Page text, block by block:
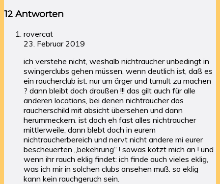
12 Antworten
rovercat
23. Februar 2019
ich verstehe nicht, weshalb nichtraucher unbedingt in
swingerclubs gehen müssen, wenn deutlich ist, daß es
ein raucherclub ist. nur um ärger und tumult zu machen
? dann bleibt doch draußen !!! das gilt auch für alle
anderen locations, bei denen nichtraucher das
raucherschild mit absicht übersehen und dann
herummeckern. ist doch eh fast alles nichtraucher
mittlerweile, dann blebt doch in eurem
nichtraucherbereich und nervt nicht andere mi eurer
bescheuerten „bekehrung“ ! sowas kotzt mich an ! und
wenn ihr rauch eklig findet: ich finde auch vieles eklig,
was ich mir in solchen clubs ansehen muß. so eklig
kann kein rauchgeruch sein.